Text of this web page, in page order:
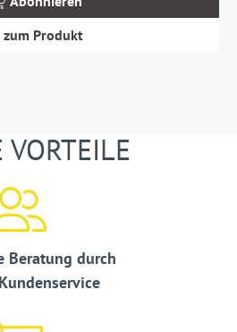
zum Produkt
VORTEILE
Beratung durch